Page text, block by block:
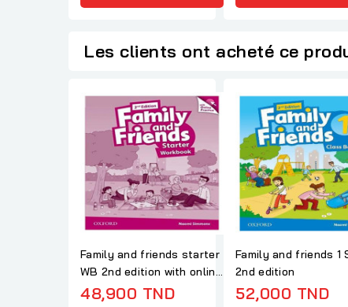
Les clients ont acheté ce
Family and friends starter
WB 2nd edition with online
practice
48,900 TND
Family and friends 1
2nd edition
52,000 TND